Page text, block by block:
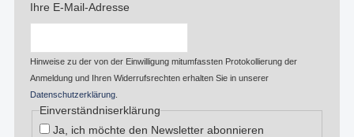
Ihre E-Mail-Adresse
Hinweise zu der von der Einwilligung mitumfassten Protokollierung der
Anmeldung und Ihren Widerrufsrechten erhalten Sie in unserer
Datenschutzerklärung.
Einverständniserklärung
Ja, ich möchte den Newsletter abonnieren